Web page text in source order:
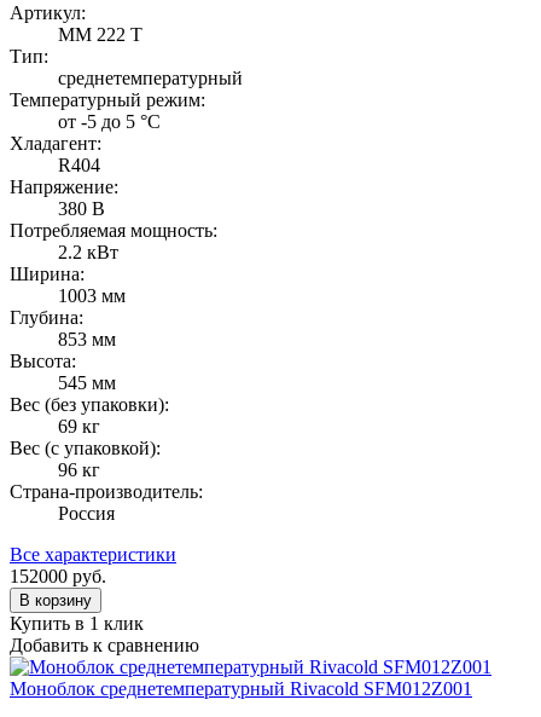
Артикул:
MM 222 T
Тип:
среднетемпературный
Температурный режим:
от -5 до 5 °C
Хладагент:
R404
Напряжение:
380 В
Потребляемая мощность:
2.2 кВт
Ширина:
1003 мм
Глубина:
853 мм
Высота:
545 мм
Вес (без упаковки):
69 кг
Вес (с упаковкой):
96 кг
Страна-производитель:
Россия
Все характеристики
152000 руб.
В корзину
Купить в 1 клик
Добавить к сравнению
Моноблок среднетемпературный Rivacold SFM012Z001